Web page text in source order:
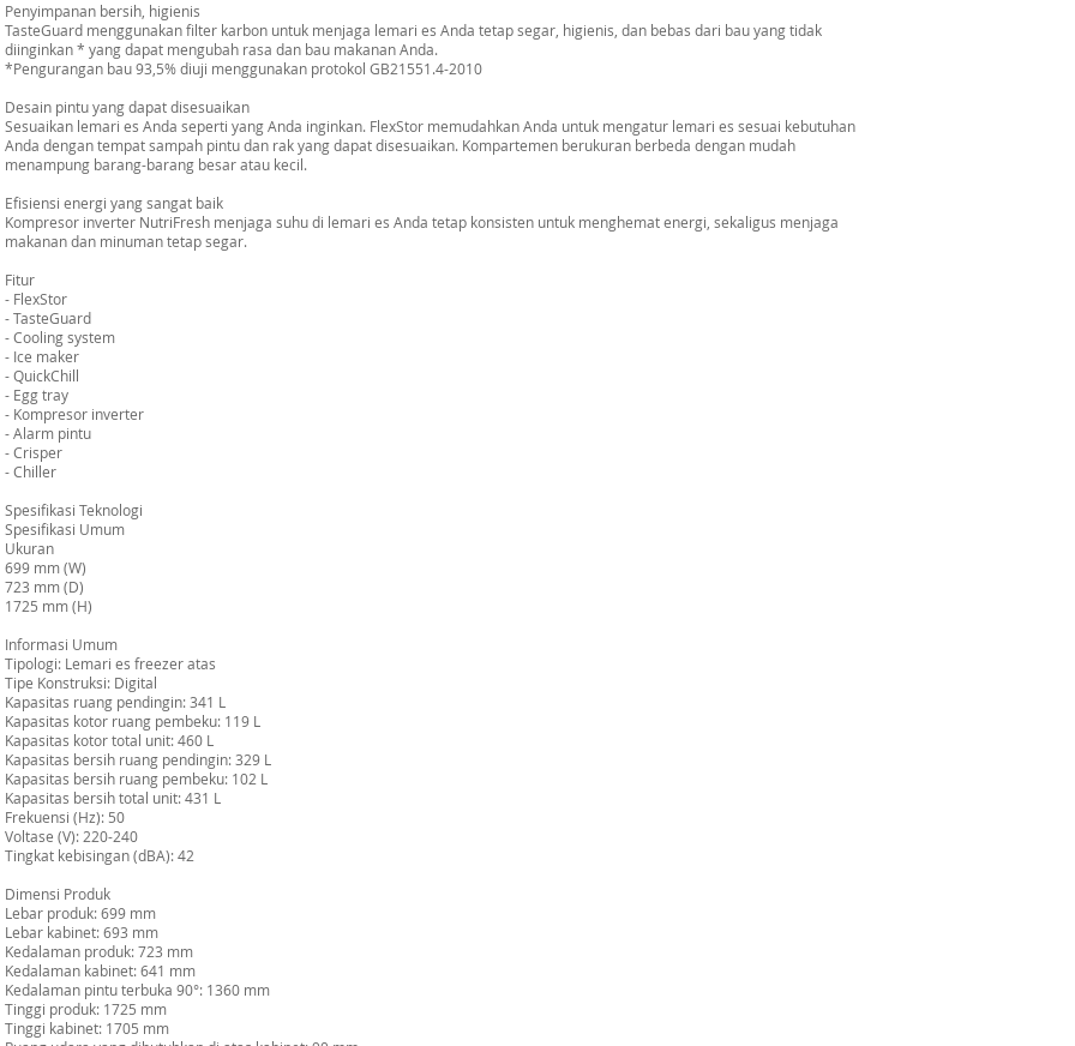
Penyimpanan bersih, higienis
TasteGuard menggunakan filter karbon untuk menjaga lemari es Anda tetap segar, higienis, dan bebas dari bau yang tidak
diinginkan * yang dapat mengubah rasa dan bau makanan Anda.
*Pengurangan bau 93,5% diuji menggunakan protokol GB21551.4-2010
Desain pintu yang dapat disesuaikan
Sesuaikan lemari es Anda seperti yang Anda inginkan. FlexStor memudahkan Anda untuk mengatur lemari es sesuai kebutuhan
Anda dengan tempat sampah pintu dan rak yang dapat disesuaikan. Kompartemen berukuran berbeda dengan mudah
menampung barang-barang besar atau kecil.
Efisiensi energi yang sangat baik
Kompresor inverter NutriFresh menjaga suhu di lemari es Anda tetap konsisten untuk menghemat energi, sekaligus menjaga
makanan dan minuman tetap segar.
Fitur
- FlexStor
- TasteGuard
- Cooling system
- Ice maker
- QuickChill
- Egg tray
- Kompresor inverter
- Alarm pintu
- Crisper
- Chiller
Spesifikasi Teknologi
Spesifikasi Umum
Ukuran
699 mm (W)
723 mm (D)
1725 mm (H)
Informasi Umum
Tipologi: Lemari es freezer atas
Tipe Konstruksi: Digital
Kapasitas ruang pendingin: 341 L
Kapasitas kotor ruang pembeku: 119 L
Kapasitas kotor total unit: 460 L
Kapasitas bersih ruang pendingin: 329 L
Kapasitas bersih ruang pembeku: 102 L
Kapasitas bersih total unit: 431 L
Frekuensi (Hz): 50
Voltase (V): 220-240
Tingkat kebisingan (dBA): 42
Dimensi Produk
Lebar produk: 699 mm
Lebar kabinet: 693 mm
Kedalaman produk: 723 mm
Kedalaman kabinet: 641 mm
Kedalaman pintu terbuka 90°: 1360 mm
Tinggi produk: 1725 mm
Tinggi kabinet: 1705 mm